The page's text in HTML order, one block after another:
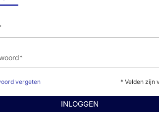
vergeten * Velden zijn
INLOGGEN
aanwezigheid van een verminderde
manifest vaatlijden en leidt tot
en mortaliteit. Routine meting van
risico en kan de